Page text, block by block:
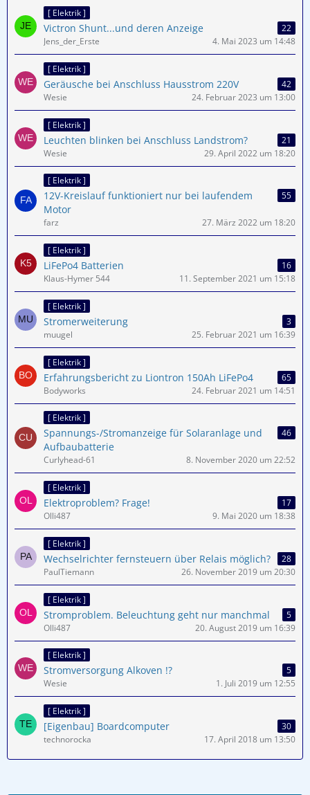
[ Elektrik ]
Victron Shunt...und deren Anzeige
22
Jens_der_Erste
4. Mai 2023 um 14:48
[ Elektrik ]
Geräusche bei Anschluss Hausstrom 220V
42
Wesie
24. Februar 2023 um 13:00
[ Elektrik ]
Leuchten blinken bei Anschluss Landstrom?
21
Wesie
29. April 2022 um 18:20
[ Elektrik ]
12V-Kreislauf funktioniert nur bei laufendem
Motor
55
farz 27. März 2022 um 18:20
[ Elektrik ]
LiFePo4 Batterien
16
Klaus-Hymer 544
11. September 2021 um 15:18
[ Elektrik ]
Stromerweiterung
3
muugel
25. Februar 2021 um 16:39
[ Elektrik ]
Erfahrungsbericht zu Liontron 150Ah LiFePo4
65
Bodyworks
24. Februar 2021 um 14:51
[ Elektrik ]
Spannungs-/Stromanzeige für Solaranlage und
Aufbaubatterie
46
Curlyhead-61 8. November 2020 um 22:52
[ Elektrik ]
Elektroproblem? Frage!
17
Olli487
9. Mai 2020 um 18:38
[ Elektrik ]
Wechselrichter fernsteuern über Relais möglich?
28
PaulTiemann
26. November 2019 um 20:30
[ Elektrik ]
Stromproblem. Beleuchtung geht nur manchmal
5
Olli487
20. August 2019 um 16:39
[ Elektrik ]
Stromversorgung Alkoven !?
5
Wesie
1. Juli 2019 um 12:55
[ Elektrik ]
[Eigenbau] Boardcomputer
30
technorocka
17. April 2018 um 13:50